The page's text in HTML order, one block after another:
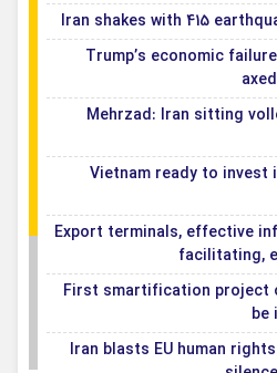
Iran shakes with 415
Trump’s economic
Mehrzad: Iran sitting
Vietnam ready to invest
Export terminals, effective
facilitating,
First smartification
be
Iran blasts EU human